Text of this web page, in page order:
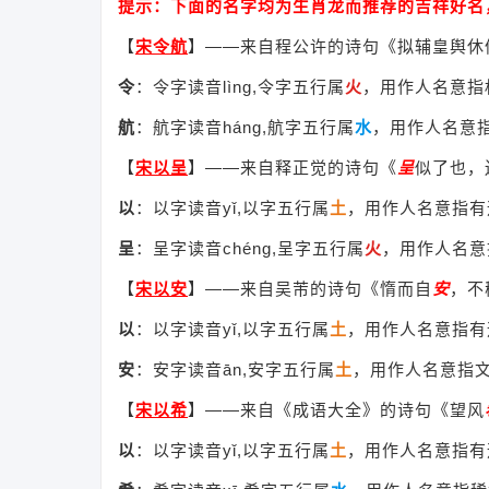
提示：下面的名字均为生肖龙而推荐的吉祥好
【宋令航】 ——来自程公许的诗句《拟辅皇舆休
令：令字读音lìng,令字五行属火，用作人名意
航：航字读音háng,航字五行属水，用作人名意
【宋以呈】 ——来自释正觉的诗句《 呈似了也，
以 ：以字读音yǐ,以字五行属土 ，用作人名意指
呈 ：呈字读音chéng,呈字五行属火，用作人名
【宋以安】 ——来自吴芾的诗句《惰而自 安，不
以 ：以字读音yǐ,以字五行属土 ，用作人名意指
安：安字读音ān,安字五行属土 ，用作人名意指
【宋以希】 ——来自《成语大全》的诗句《望风
以 ：以字读音yǐ,以字五行属土 ，用作人名意指